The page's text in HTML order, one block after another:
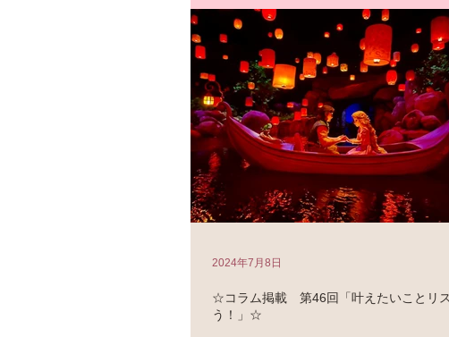
インパクトのあるタイミング、節目といえるでし
回の満月のキーワードはこちら↓ ＊社会 ＊経済...
☆コラム掲載 第46回「叶えたいことリス
う！」☆
2024年7月8日